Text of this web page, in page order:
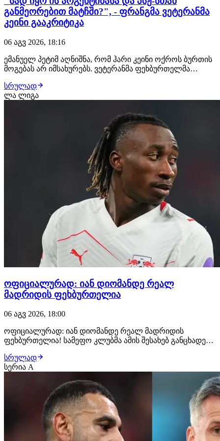
განმეორებით მატჩში?", - ფრანგმა ვეტერანმა
კეინი გააკრიტიკა
06 აგვ 2026, 18:16
ემანუელ პეტიმ აღნიშნა, რომ ჰარი კეინი ოქროს ბურთის
მოგებას არ იმსახურებს. ვეტერანმა ფეხბურთელმა
ფინალის შემდეგ და ევროპის მთავარი საკლუბო
ტურნირის საპასუხო შეხვედრაში პარი სენ-ჟერმენთან
სრულად
ლა ლიგა
ოფიციალურად: იან დიომანდე რეალ
მადრიდის ფეხბურთელია
06 აგვ 2026, 18:00
ოფიციალურად: იან დიომანდე რეალ მადრიდის
ფეხბურთელია! სამეფო კლუბმა ამის შესახებ განცხადება
ფეხბურთელმა რეალთან კონტრაქტი 2033 წლამდე
გააფორმა, მხარეებს შორის კი €140 მილიონიანი
სრულად
სერია A